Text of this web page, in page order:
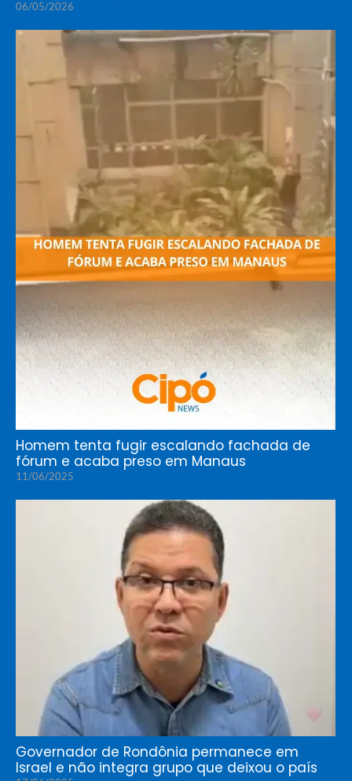
06/05/2026
Homem tenta fugir escalando fachada de
fórum e acaba preso em Manaus
11/06/2025
Governador de Rondônia permanece em
Israel e não integra grupo que deixou o país